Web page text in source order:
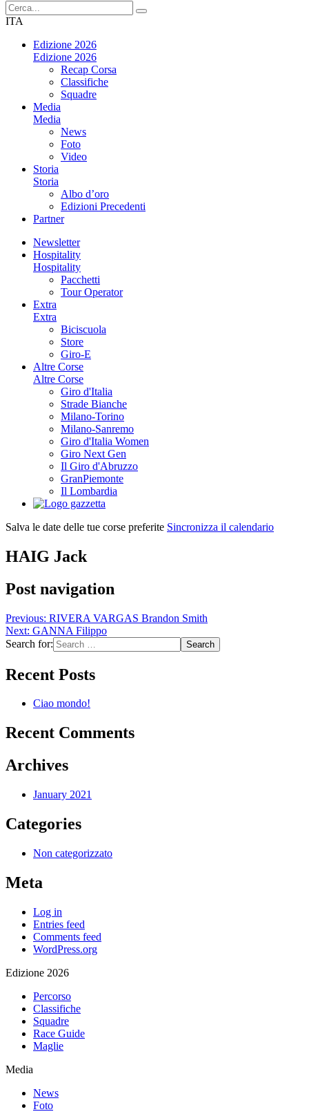
ITA
Edizione 2026
Edizione 2026
Recap Corsa
Classifiche
Squadre
Media
Media
News
Foto
Video
Storia
Storia
Albo d’oro
Edizioni Precedenti
Partner
Newsletter
Hospitality
Hospitality
Pacchetti
Tour Operator
Extra
Extra
Biciscuola
Store
Giro-E
Altre Corse
Altre Corse
Giro d'Italia
Strade Bianche
Milano-Torino
Milano-Sanremo
Giro d'Italia Women
Giro Next Gen
Il Giro d'Abruzzo
GranPiemonte
Il Lombardia
Salva le date delle tue corse preferite Sincronizza il calendario
HAIG Jack
Post navigation
Previous: RIVERA VARGAS Brandon Smith
Next: GANNA Filippo
Search for:
Recent Posts
Ciao mondo!
Recent Comments
Archives
January 2021
Categories
Non categorizzato
Meta
Log in
Entries feed
Comments feed
WordPress.org
Edizione 2026
Percorso
Classifiche
Squadre
Race Guide
Maglie
Media
News
Foto